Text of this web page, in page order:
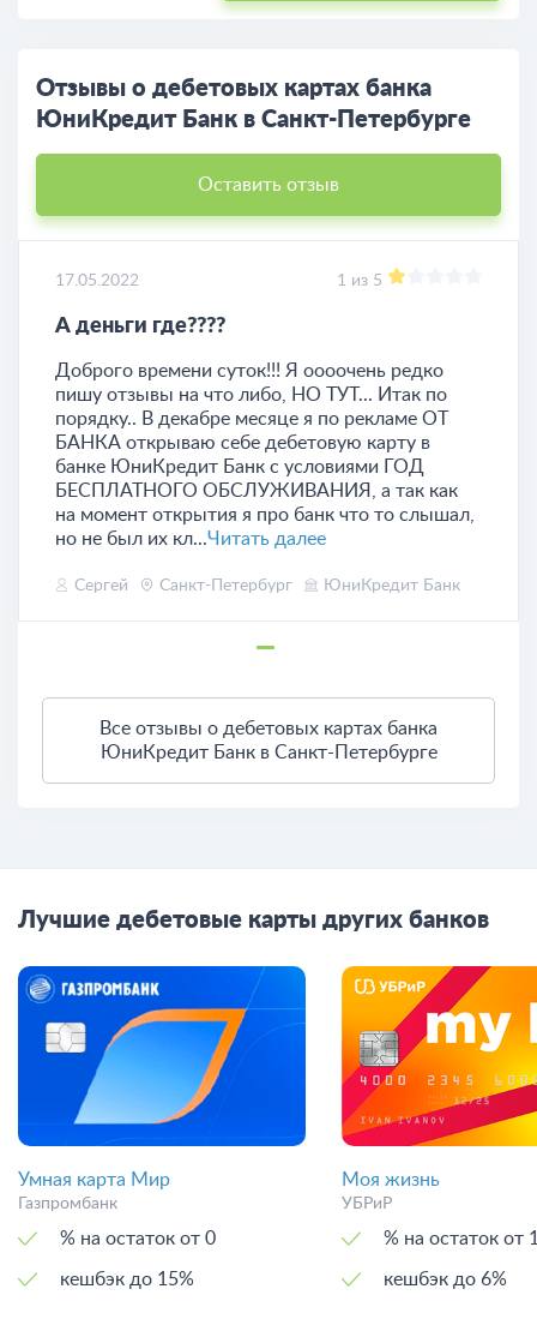
Отзывы о дебетовых картах банка
ЮниКредит Банк в Санкт-Петербурге
Оставить отзыв
17.05.2022 1 из 5
А деньги где????
Доброго времени суток!!! Я оооочень редко
пишу отзывы на что либо, НО ТУТ... Итак по
порядку.. В декабре месяце я по рекламе ОТ
БАНКА открываю себе дебетовую карту в
банке ЮниКредит Банк с условиями ГОД
БЕСПЛАТНОГО ОБСЛУЖИВАНИЯ, а так как
на момент открытия я про банк что то слышал,
но не был их кл...Читать далее
Сергей Санкт-Петербург ЮниКредит Банк
Все отзывы о дебетовых картах банка
ЮниКредит Банк в Санкт-Петербурге
Лучшие дебетовые карты других банков
Умная карта Мир
Газпромбанк
% на остаток от 0
кешбэк до 15%
Моя жизнь
УБРиР
% на
кешбэк до 6%